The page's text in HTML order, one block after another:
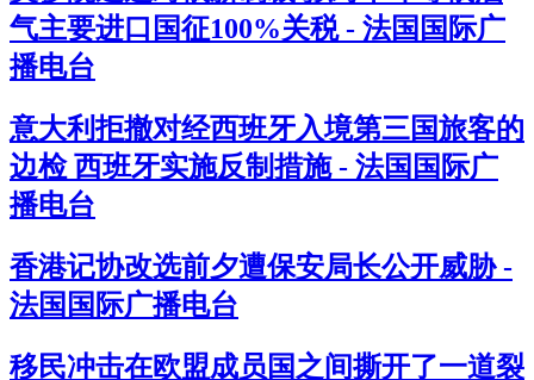
气主要进口国征100%关税 - 法国国际广
播电台
意大利拒撤对经西班牙入境第三国旅客的
边检 西班牙实施反制措施 - 法国国际广
播电台
香港记协改选前夕遭保安局长公开威胁 -
法国国际广播电台
移民冲击在欧盟成员国之间撕开了一道裂